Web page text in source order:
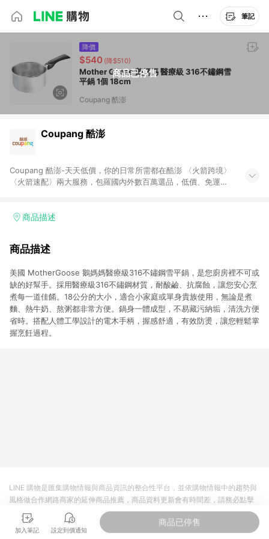
筆記
商品已停售
降價
$540 (降$510)
Mother Goose 鵝媽媽 醫療級 316不鏽鋼雪
平鍋 1個 18cm
Coupang 酷澎
Coupang 酷澎
Coupang 酷澎-天天低價，你的日常所需都在酷澎 〈火箭跨境〉
〈火箭速配〉兩大服務，包羅國內外數百萬選品，低價、免運，
加入WOW會員告別湊免運，火箭速配、火箭跨境優質選品不限金
商品描述
商品描述
美國 MotherGoose 鵝媽媽醫療級316不鏽鋼雪平鍋，是您廚房裡不可或
缺的好幫手。採用醫療級316不鏽鋼材質，耐酸鹼、抗腐蝕，讓您安心烹
煮每一道佳餚。18公分的大小，適合小家庭或單身貴族使用，無論是煮
麵、熱牛奶、熬粥都非常方便。鍋身一體成型，不易藏污納垢，清洗方便
省時。搭配人體工學設計的電木手柄，握感舒適，有效防燙，讓您輕鬆掌
握烹飪過程。
加入筆記 設定到價通知
商品已停售
LINE 購物是匯集購物情報與商品資訊的整合性平台，並依購物情報中的趨勢與
風格做合作網路商家的延伸商品推薦，商品資料更新會有時間差，請務必點擊
商品至各合作網路商家，確認現售價與購物條件，一切資訊以合作廠商網頁為
準。